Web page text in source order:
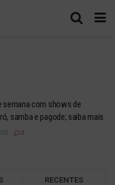
semana com shows de
samba e pagode; saiba mais
RECENTES